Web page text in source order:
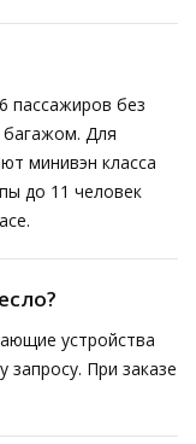
пассажиров без
багажом. Для
минивэн класса
до 11 человек
устройства
При заказе